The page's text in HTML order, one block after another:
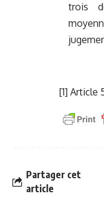
trois
[1] Article
Partager cet
article